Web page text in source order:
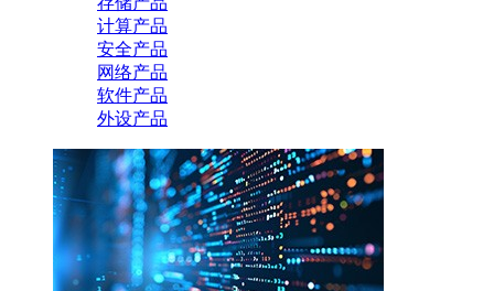
计算产品
安全产品
网络产品
软件产品
外设产品